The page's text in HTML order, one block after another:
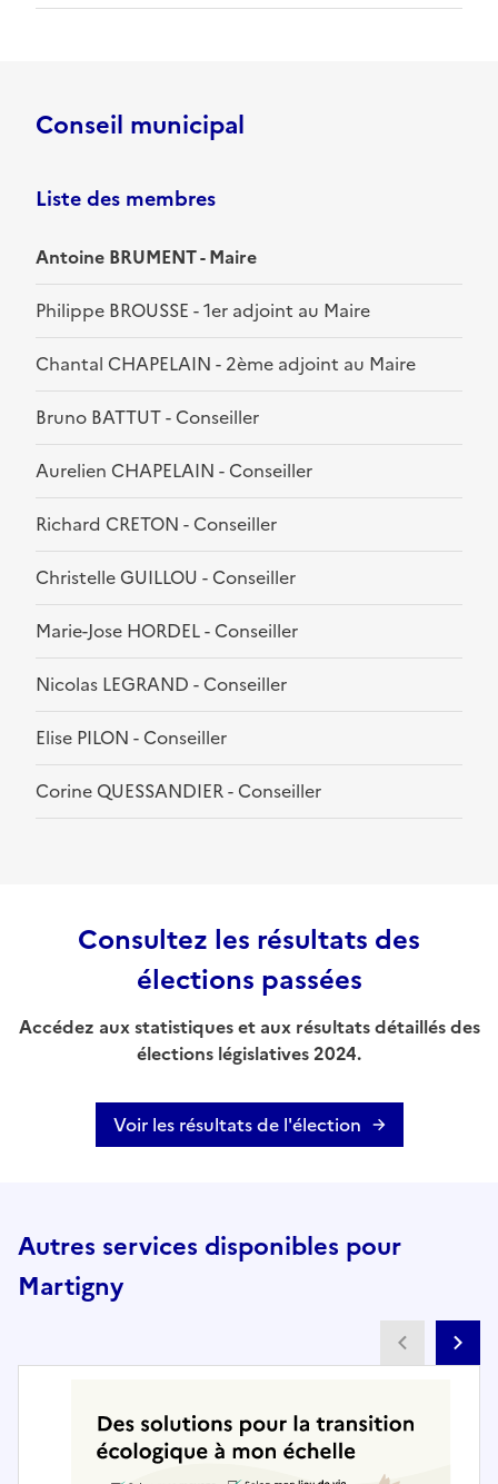
Conseil municipal
Liste des membres
Antoine BRUMENT - Maire
Philippe BROUSSE - 1er adjoint au Maire
Chantal CHAPELAIN - 2ème adjoint au Maire
Bruno BATTUT - Conseiller
Aurelien CHAPELAIN - Conseiller
Richard CRETON - Conseiller
Christelle GUILLOU - Conseiller
Marie-Jose HORDEL - Conseiller
Nicolas LEGRAND - Conseiller
Elise PILON - Conseiller
Corine QUESSANDIER - Conseiller
Consultez les résultats des
élections passées
Accédez aux statistiques et aux résultats détaillés des
élections législatives 2024.
Voir les résultats de l'élection
Autres services disponibles pour
Martigny